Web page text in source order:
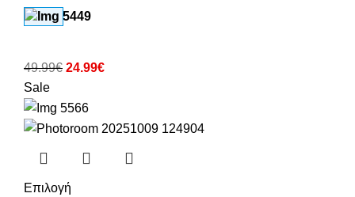
49.99€ 24.99€
Sale
Επιλογή